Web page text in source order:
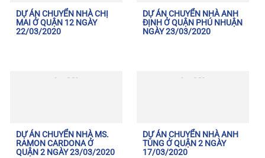
DỰ ÁN CHUYỂN NHÀ CHỊ
MAI Ở QUẬN 12 NGÀY
22/03/2020
DỰ ÁN CHUYỂN NHÀ ANH
ĐỊNH Ở QUẬN PHÚ NHUẬN
NGÀY 23/03/2020
DỰ ÁN CHUYỂN NHÀ MS.
RAMON CARDONA Ở
QUẬN 2 NGÀY 23/03/2020
DỰ ÁN CHUYỂN NHÀ ANH
TÙNG Ở QUẬN 2 NGÀY
17/03/2020